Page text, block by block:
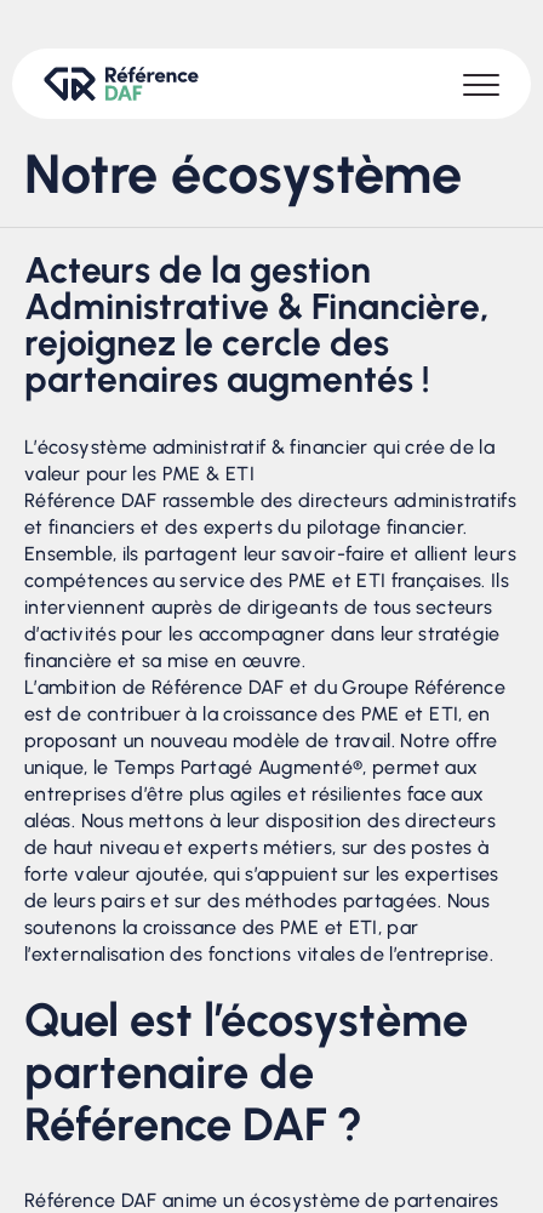
Notre écosystème
Acteurs de la gestion
Administrative & Financière,
rejoignez le cercle des
partenaires augmentés !
L’écosystème administratif & financier qui crée de la
valeur pour les PME & ETI
Référence DAF rassemble des directeurs administratifs
et financiers et des experts du pilotage financier.
Ensemble, ils partagent leur savoir-faire et allient leurs
compétences au service des PME et ETI françaises. Ils
interviennent auprès de dirigeants de tous secteurs
d’activités pour les accompagner dans leur stratégie
financière et sa mise en œuvre.
L’ambition de Référence DAF et du Groupe Référence
est de contribuer à la croissance des PME et ETI, en
proposant un nouveau modèle de travail. Notre offre
unique, le Temps Partagé Augmenté®, permet aux
entreprises d’être plus agiles et résilientes face aux
aléas. Nous mettons à leur disposition des directeurs
de haut niveau et experts métiers, sur des postes à
forte valeur ajoutée, qui s’appuient sur les expertises
de leurs pairs et sur des méthodes partagées. Nous
soutenons la croissance des PME et ETI, par
l’externalisation des fonctions vitales de l’entreprise.
Quel est l’écosystème
partenaire de
Référence DAF ?
Référence DAF anime un écosystème de partenaires